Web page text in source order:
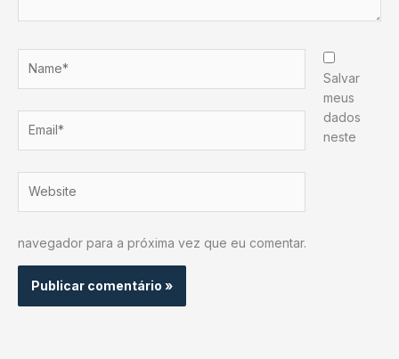
Salvar
meus
dados
neste
navegador para a próxima vez que eu comentar.